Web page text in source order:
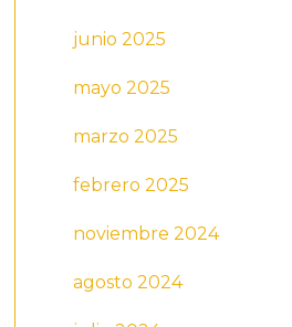
junio 2025
mayo 2025
marzo 2025
febrero 2025
noviembre 2024
agosto 2024